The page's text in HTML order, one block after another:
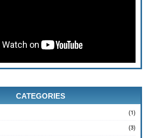
CATEGORIES
(1)
(3)